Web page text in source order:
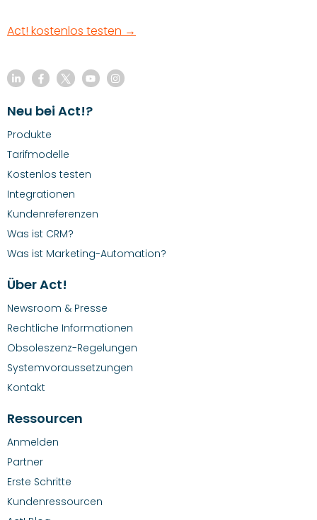
Act! kostenlos testen →
Neu bei Act!?
Produkte
Tarifmodelle
Kostenlos testen
Integrationen
Kundenreferenzen
Was ist CRM?
Was ist Marketing-Automation?
Über Act!
Newsroom & Presse
Rechtliche Informationen
Obsoleszenz-Regelungen
Systemvoraussetzungen
Kontakt
Ressourcen
Anmelden
Partner
Erste Schritte
Kundenressourcen